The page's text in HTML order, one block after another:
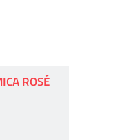
ROSÉ